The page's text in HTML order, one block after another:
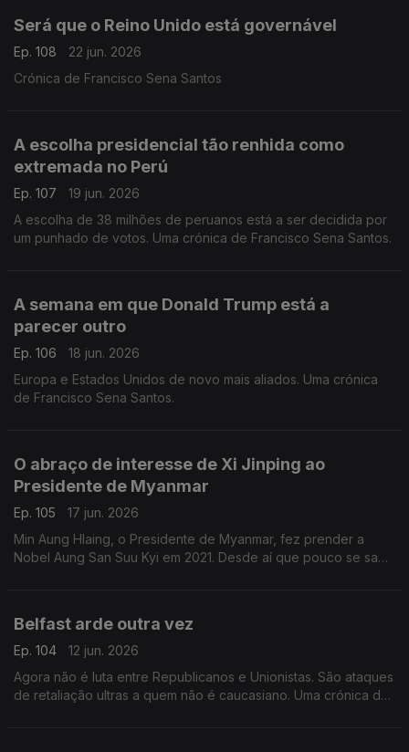
Será que o Reino Unido está governável
Ep. 108
22 jun. 2026
Crónica de Francisco Sena Santos
A escolha presidencial tão renhida como
extremada no Perú
Ep. 107
19 jun. 2026
A escolha de 38 milhões de peruanos está a ser decidida por
um punhado de votos. Uma crónica de Francisco Sena Santos.
A semana em que Donald Trump está a
parecer outro
Ep. 106
18 jun. 2026
Europa e Estados Unidos de novo mais aliados. Uma crónica
de Francisco Sena Santos.
O abraço de interesse de Xi Jinping ao
Presidente de Myanmar
Ep. 105
17 jun. 2026
Min Aung Hlaing, o Presidente de Myanmar, fez prender a
Nobel Aung San Suu Kyi em 2021. Desde aí que pouco se sabe
Belfast arde outra vez
Ep. 104
12 jun. 2026
Agora não é luta entre Republicanos e Unionistas. São ataques
de retaliação ultras a quem não é caucasiano. Uma crónica de